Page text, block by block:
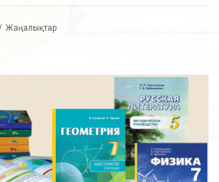
Жаңалықтар